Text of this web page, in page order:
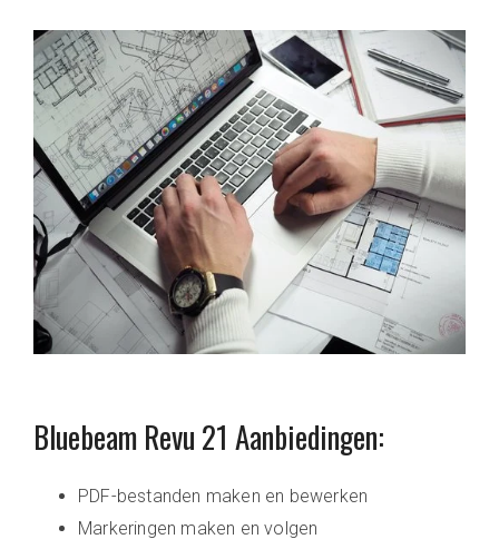
Bluebeam Revu 21 Aanbiedingen:
PDF-bestanden maken en bewerken
Markeringen maken en volgen